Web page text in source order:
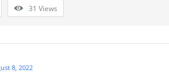
31 Views
8, 2022